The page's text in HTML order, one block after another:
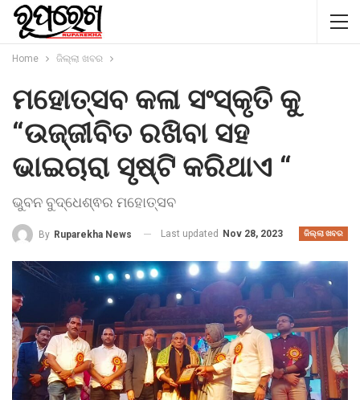
Home ଜିଲ୍ଲା ଖବର
ମହୋତ୍ସବ କଳା ସଂସ୍କୃତି କୁ
“ଉଜ୍ଜୀବିତ ରଖିବା ସହ
ଭାଇଚାରା ସୃଷ୍ଟି କରିଥାଏ “
ଭୁବନ ବୁଦ୍ଧେଶ୍ଵର ମହୋତ୍ସବ
ଜିଲ୍ଲା ଖବର
By Ruparekha News Last updated Nov 28, 2023